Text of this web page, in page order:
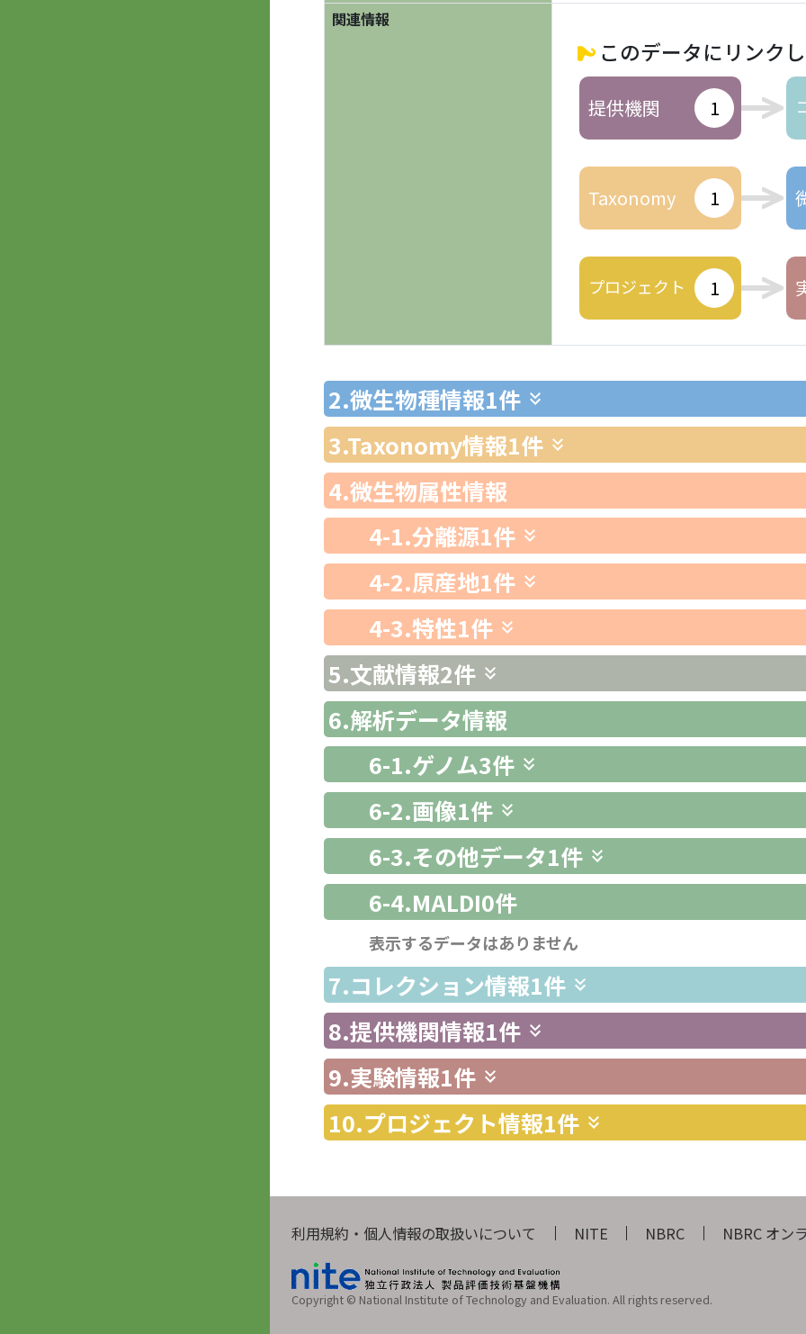
関連情報
このデータにリンク
提供機関 1
Taxonomy 1
プロジェクト 1
2.微生物種情報1件
3.Taxonomy情報1件
4.微生物属性情報
4-1.分離源1件
4-2.原産地1件
4-3.特性1件
5.文献情報2件
6.解析データ情報
6-1.ゲノム3件
6-2.画像1件
6-3.その他データ1件
6-4.MALDI0件
表示するデータはありません
7.コレクション情報1件
8.提供機関情報1件
9.実験情報1件
10.プロジェクト情報1件
利用規約・個人情報の取扱いについて NITE NBRC NBRC オン
Copyright © National Institute of Technology and Evaluation. All rights reserved.